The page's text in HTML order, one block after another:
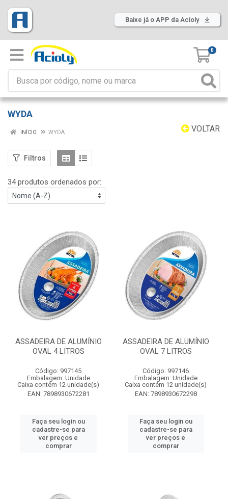
Baixe já o APP da Acioly
0
WYDA
VOLTAR
INÍCIO WYDA
Filtros
34 produtos ordenados por:
ASSADEIRA DE ALUMÍNIO
OVAL 4 LITROS
Código: 997145
Embalagem: Unidade
Caixa contém 12 unidade(s)
EAN: 7898930672281
Faça seu login ou
cadastre-se para
ver preços e
comprar
ASSADEIRA DE ALUMÍNIO
OVAL 7 LITROS
Código: 997146
Embalagem: Unidade
Caixa contém 12 unidade(s)
EAN: 7898930672298
Faça seu login ou
cadastre-se para
ver preços e
comprar